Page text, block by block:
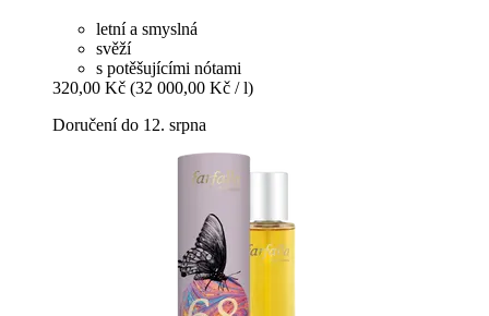
letní a smyslná
svěží
s potěšujícími nótami
320,00 Kč (32 000,00 Kč / l)
Doručení do 12. srpna